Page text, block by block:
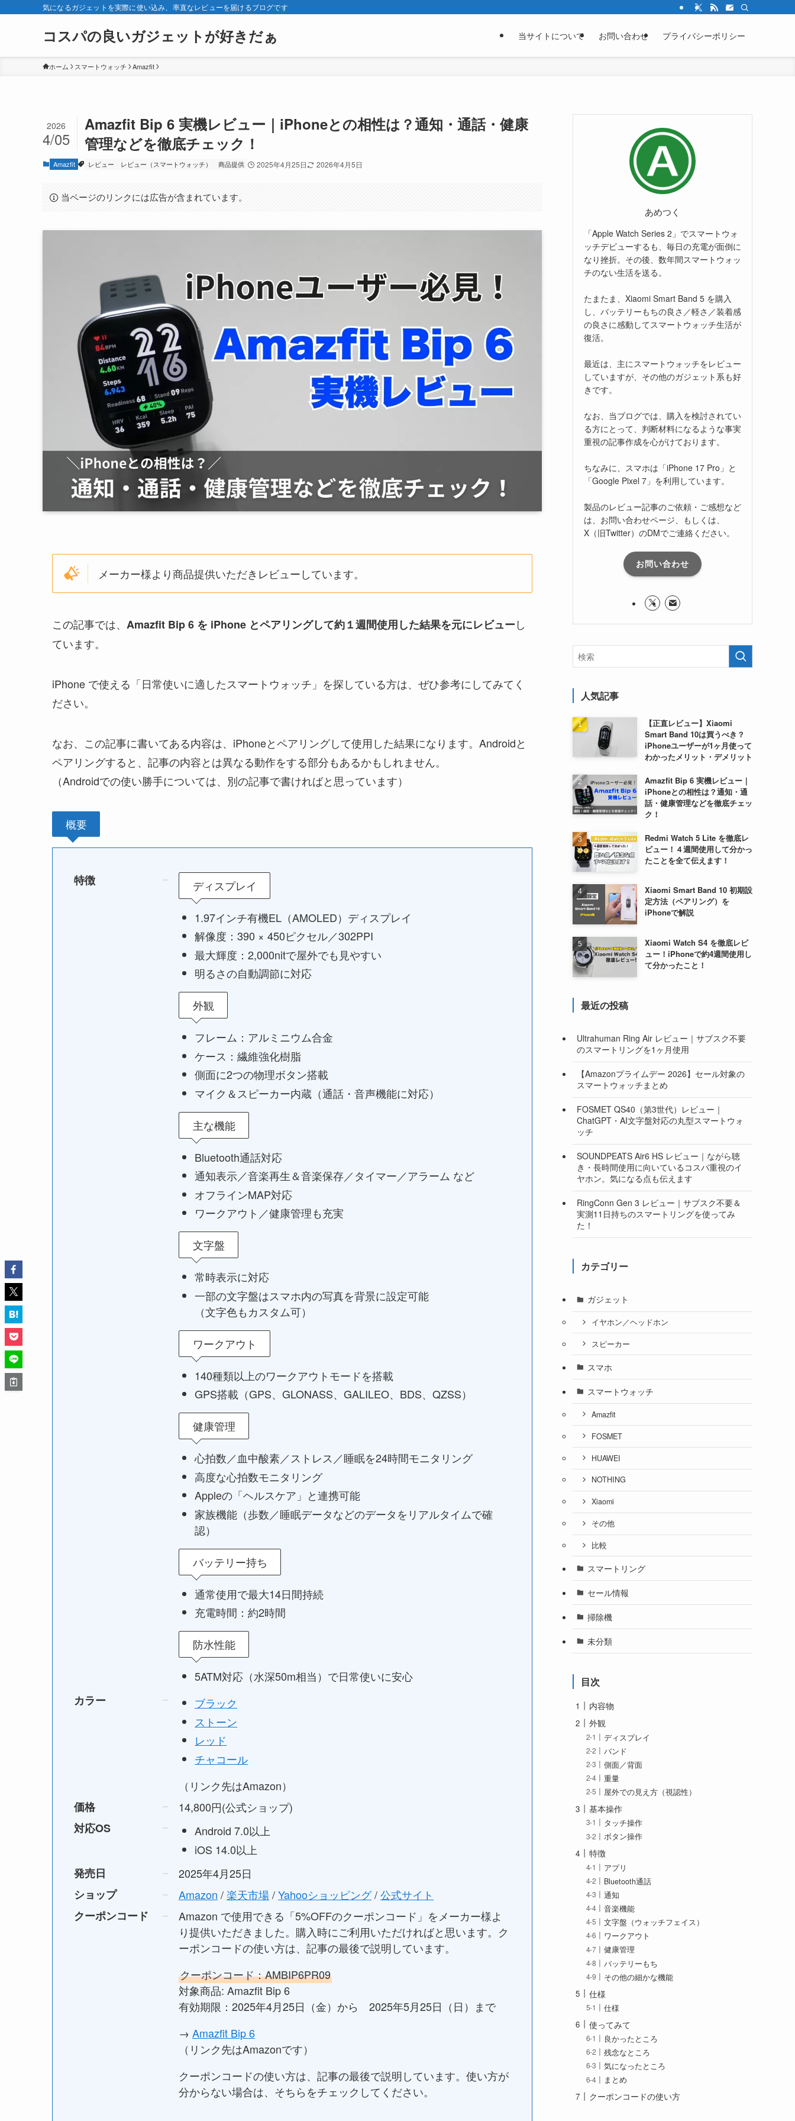
気になるガジェットを実際に使い込み、率直なレビューを届けるブログです
コスパの良いガジェットが好きだぁ 当サイトについて お問い合わせ プライバシーポリシー
ホーム スマートウォッチ Amazfit
Amazfit Bip 6 実機レビュー｜iPhoneとの相性は？通知・通話・健康
管理などを徹底チェック！
2026
4/05
Amazfit レビュー レビュー（スマートウォッチ） 商品提供 2025年4月25日 2026年4月5日
当ページのリンクには広告が含まれています。
メーカー様より商品提供いただきレビューしています。
この記事では、 Amazfit Bip 6 を iPhone とペアリングして約１週間使用した結果を元にレビューし
ています。
iPhone で使える「日常使いに適したスマートウォッチ」を探している方は、ぜひ参考にしてみてく
ださい。
なお、この記事に書いてある内容は、iPhoneとペアリングして使用した結果になります。Androidと
ペアリングすると、記事の内容とは異なる動作をする部分もあるかもしれません。
（Androidでの使い勝手については、別の記事で書ければと思っています）
概要
特徴 ディスプレイ
1.97インチ有機EL（AMOLED）ディスプレイ
解像度：390 × 450ピクセル／302PPI
最大輝度：2,000nitで屋外でも見やすい
明るさの自動調節に対応
外観
フレーム：アルミニウム合金
ケース：繊維強化樹脂
側面に2つの物理ボタン搭載
マイク＆スピーカー内蔵（通話・音声機能に対応）
主な機能
Bluetooth通話対応
通知表示／音楽再生＆音楽保存／タイマー／アラーム など
オフラインMAP対応
ワークアウト／健康管理も充実
文字盤
常時表示に対応
一部の文字盤はスマホ内の写真を背景に設定可能
（文字色もカスタム可）
ワークアウト
140種類以上のワークアウトモードを搭載
GPS搭載（GPS、GLONASS、GALILEO、BDS、QZSS）
健康管理
心拍数／血中酸素／ストレス／睡眠を24時間モニタリング
高度な心拍数モニタリング
Appleの「ヘルスケア」と連携可能
家族機能（歩数／睡眠データなどのデータをリアルタイムで確
認）
バッテリー持ち
通常使用で最大14日間持続
充電時間：約2時間
防水性能
5ATM対応（水深50m相当）で日常使いに安心
カラー
ブラック
ストーン
レッド
チャコール
（リンク先はAmazon）
価格
14,800円(公式ショップ)
対応OS
Android 7.0以上
iOS 14.0以上
発売日
2025年4月25日
ショップ
Amazon /楽天市場/Yahooショッピング/公式サイト
クーポンコード
Amazon で使用できる「5%OFFのクーポンコード」をメーカー様よ
り提供いただきました。購入時にご利用いただければと思います。ク
ーポンコードの使い方は、記事の最後で説明しています。
クーポンコード：AMBIP6PR09
対象商品: Amazfit Bip 6
有効期限：2025年4月25日（金）から 2025年5月25日（日）まで
→Amazfit Bip 6
（リンク先はAmazonです）
クーポンコードの使い方は、記事の最後で説明しています。使い方が
分からない場合は、そちらをチェックしてください。
あめつく
「Apple Watch Series 2」でスマートウォ
ッチデビューするも、毎日の充電が面倒に
なり挫折。その後、数年間スマートウォッ
チのない生活を送る。
たまたま、Xiaomi Smart Band 5 を購入
し、バッテリーもちの良さ／軽さ／装着感
の良さに感動してスマートウォッチ生活が
復活。
最近は、主にスマートウォッチをレビュー
していますが、その他のガジェット系も好
きです。
なお、当ブログでは、購入を検討されてい
る方にとって、判断材料になるような事実
重視の記事作成を心がけております。
ちなみに、スマホは「iPhone 17 Pro」と
「Google Pixel 7」を利用しています。
製品のレビュー記事のご依頼・ご感想など
は、お問い合わせページ、もしくは、
X（旧Twitter）のDMでご連絡ください。
お問い合わせ
人気記事
【正直レビュー】Xiaomi
Smart Band 10は買うべき？
iPhoneユーザーが1ヶ月使って
わかったメリット・デメリット
Amazfit Bip 6 実機レビュー｜
iPhoneとの相性は？通知・通
話・健康管理などを徹底チェッ
ク！
Redmi Watch 5 Lite を徹底レ
ビュー！４週間使用して分かっ
たことを全て伝えます！
Xiaomi Smart Band 10 初期設
定方法（ペアリング）を
iPhoneで解説
Xiaomi Watch S4 を徹底レビ
ュー！iPhoneで約4週間使用し
て分かったこと！
最近の投稿
Ultrahuman Ring Air レビュー｜サブスク不要
のスマートリングを1ヶ月使用
【Amazonプライムデー 2026】セール対象の
スマートウォッチまとめ
FOSMET QS40（第3世代）レビュー｜
ChatGPT・AI文字盤対応の丸型スマートウォ
ッチ
SOUNDPEATS Air6 HS レビュー｜ながら聴
き・長時間使用に向いているコスパ重視のイ
ヤホン。気になる点も伝えます
RingConn Gen 3 レビュー｜サブスク不要＆
実測11日持ちのスマートリングを使ってみ
た！
カテゴリー
ガジェット
イヤホン／ヘッドホン
スピーカー
スマホ
スマートウォッチ
Amazfit
FOSMET
HUAWEI
NOTHING
Xiaomi
その他
比較
スマートリング
セール情報
掃除機
未分類
目次
内容物
外観
ディスプレイ
バンド
側面／背面
重量
屋外での見え方（視認性）
基本操作
タッチ操作
ボタン操作
特徴
アプリ
Bluetooth通話
通知
音楽機能
文字盤（ウォッチフェイス）
ワークアウト
健康管理
バッテリーもち
その他の細かな機能
仕様
仕様
使ってみて
良かったところ
残念なところ
気になったところ
まとめ
クーポンコードの使い方